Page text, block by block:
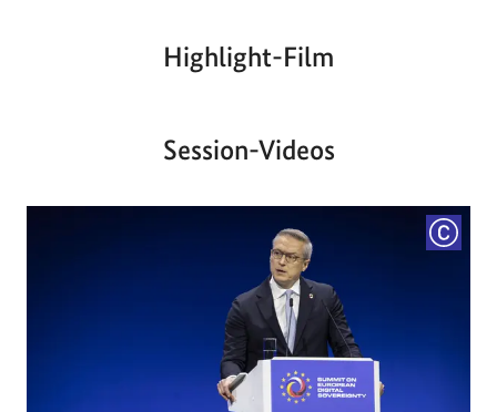
Highlight-Film
Aktueller
00:00| 00:00
Session-Videos